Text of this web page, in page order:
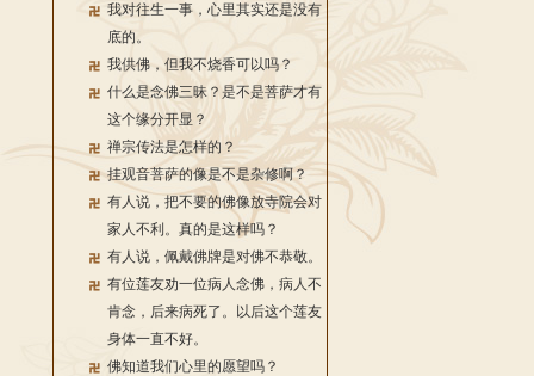
我对往生一事，心里其实还是没有
底的。
我供佛，但我不烧香可以吗？
什么是念佛三昧？是不是菩萨才有
这个缘分开显？
禅宗传法是怎样的？
挂观音菩萨的像是不是杂修啊？
有人说，把不要的佛像放寺院会对
家人不利。真的是这样吗？
有人说，佩戴佛牌是对佛不恭敬。
有位莲友劝一位病人念佛，病人不
肯念，后来病死了。以后这个莲友
身体一直不好。
佛知道我们心里的愿望吗？